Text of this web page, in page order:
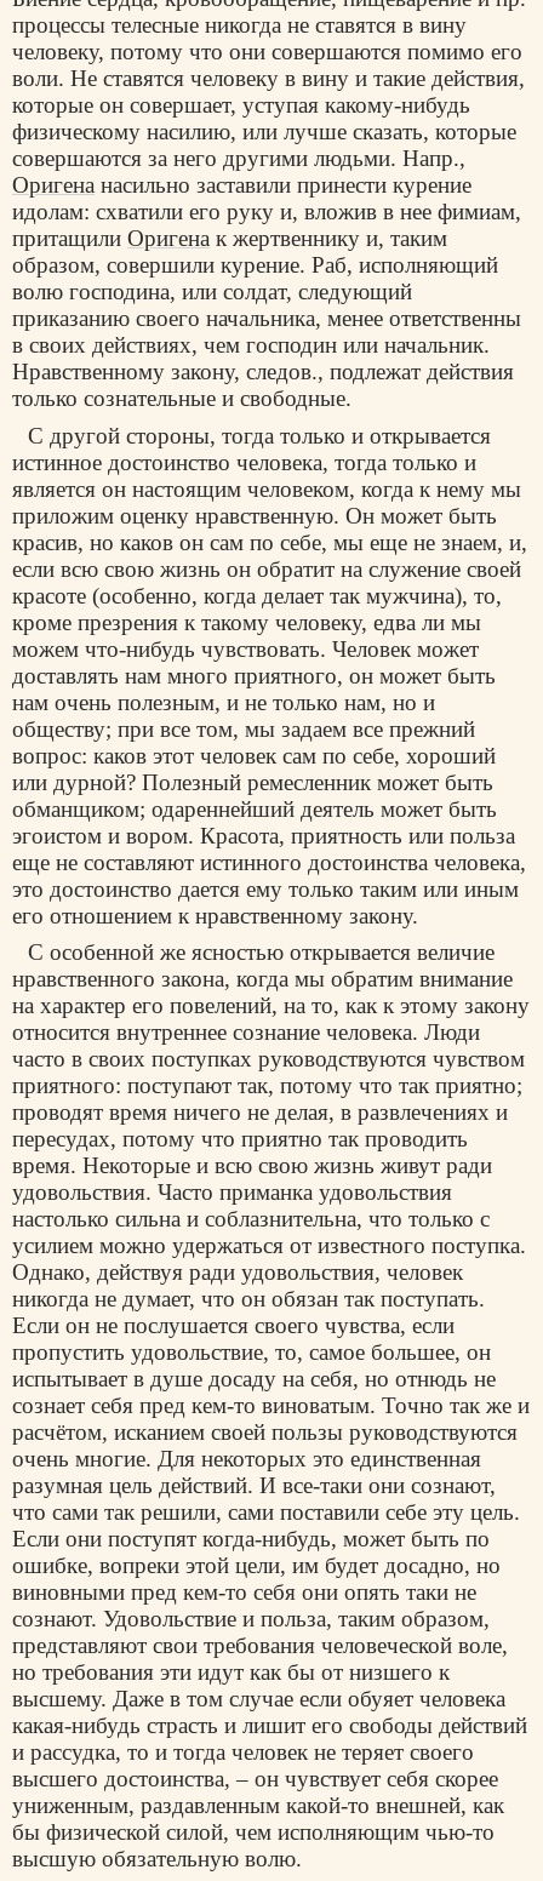
процессы телесные никогда не ставятся в вину
человеку, потому что они совершаются помимо его
воли. Не ставятся человеку в вину и такие действия,
которые он совершает, уступая какому-нибудь
физическому насилию, или лучше сказать, которые
совершаются за него другими людьми. Напр.,
Оригена насильно заставили принести курение
идолам: схватили его руку и, вложив в нее фимиам,
притащили Оригена к жертвеннику и, таким
образом, совершили курение. Раб, исполняющий
волю господина, или солдат, следующий
приказанию своего начальника, менее ответственны
в своих действиях, чем господин или начальник.
Нравственному закону, следов., подлежат действия
только сознательные и свободные.
С другой стороны, тогда только и открывается
истинное достоинство человека, тогда только и
является он настоящим человеком, когда к нему мы
приложим оценку нравственную. Он может быть
красив, но каков он сам по себе, мы еще не знаем, и,
если всю свою жизнь он обратит на служение своей
красоте (особенно, когда делает так мужчина), то,
кроме презрения к такому человеку, едва ли мы
можем что-нибудь чувствовать. Человек может
доставлять нам много приятного, он может быть
нам очень полезным, и не только нам, но и
обществу; при все том, мы задаем все прежний
вопрос: каков этот человек сам по себе, хороший
или дурной? Полезный ремесленник может быть
обманщиком; одареннейший деятель может быть
эгоистом и вором. Красота, приятность или польза
еще не составляют истинного достоинства человека,
это достоинство дается ему только таким или иным
его отношением к нравственному закону.
С особенной же ясностью открывается величие
нравственного закона, когда мы обратим внимание
на характер его повелений, на то, как к этому закону
относится внутреннее сознание человека. Люди
часто в своих поступках руководствуются чувством
приятного: поступают так, потому что так приятно;
проводят время ничего не делая, в развлечениях и
пересудах, потому что приятно так проводить
время. Некоторые и всю свою жизнь живут ради
удовольствия. Часто приманка удовольствия
настолько сильна и соблазнительна, что только с
усилием можно удержаться от известного поступка.
Однако, действуя ради удовольствия, человек
никогда не думает, что он обязан так поступать.
Если он не послушается своего чувства, если
пропустить удовольствие, то, самое большее, он
испытывает в душе досаду на себя, но отнюдь не
сознает себя пред кем-то виноватым. Точно так же и
расчётом, исканием своей пользы руководствуются
очень многие. Для некоторых это единственная
разумная цель действий. И все-таки они сознают,
что сами так решили, сами поставили себе эту цель.
Если они поступят когда-нибудь, может быть по
ошибке, вопреки этой цели, им будет досадно, но
виновными пред кем-то себя они опять таки не
сознают. Удовольствие и польза, таким образом,
представляют свои требования человеческой воле,
но требования эти идут как бы от низшего к
высшему. Даже в том случае если обуяет человека
какая-нибудь страсть и лишит его свободы действий
и рассудка, то и тогда человек не теряет своего
высшего достоинства, – он чувствует себя скорее
униженным, раздавленным какой-то внешней, как
бы физической силой, чем исполняющим чью-то
высшую обязательную волю.